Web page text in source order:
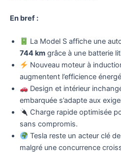
En bref :
La Model S affiche une
744 km grâce à une batterie
Nouveau moteur à
augmentent l’efficience
Design et intérieur
embarquée s’adapte aux
Charge rapide optimisée
sans compromis.
Tesla reste un acteur clé
malgré une concurrence